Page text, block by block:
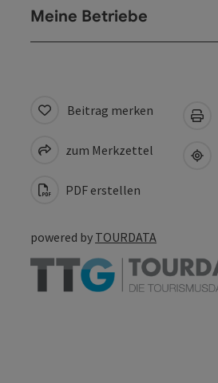
Meine Betriebe
Beitrag merken
zum Merkzettel
PDF erstellen
powered by TOURDATA